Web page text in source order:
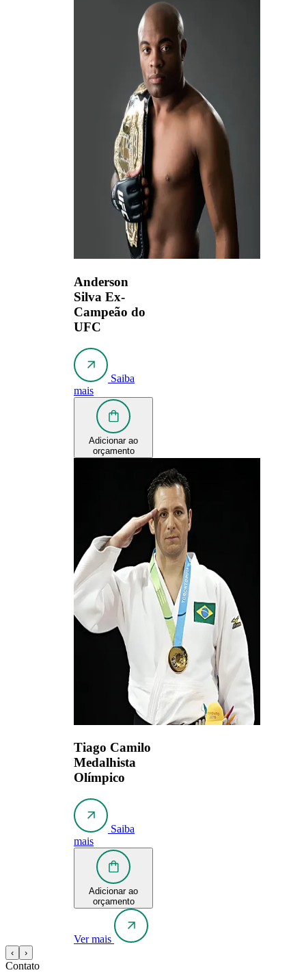
Anderson
Silva Ex-
Campeão do
UFC
Saiba
mais
Adicionar ao
orçamento
Tiago Camilo
Medalhista
Olímpico
Saiba
mais
Adicionar ao
orçamento
Ver mais
‹ ›
Contato